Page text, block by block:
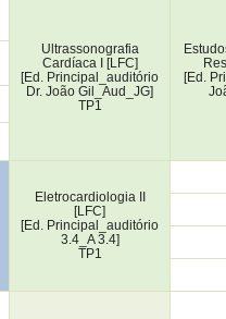
Ultrassonografia
Cardíaca I [LFC]
[Ed. Principal_auditório
Dr. João Gil_Aud_JG]
TP1
[Ed.
Eletrocardiologia II
[LFC]
[Ed. Principal_auditório
3.4_A 3.4]
TP1